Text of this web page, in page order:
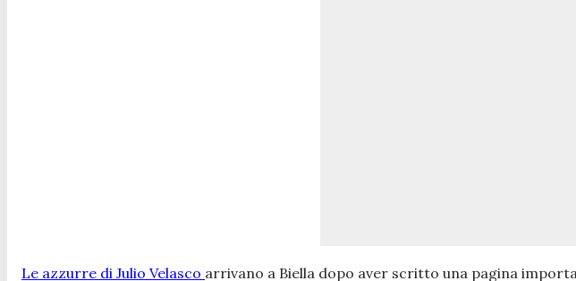
Le azzurre di Julio Velasco arrivano a Biella dopo aver scritto una pagina